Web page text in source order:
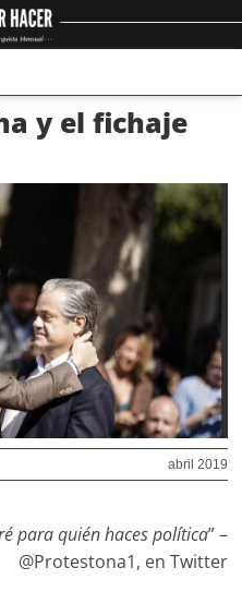
y el fichaje
abril 2019
para quién haces política” –
@Protestona1, en Twitter